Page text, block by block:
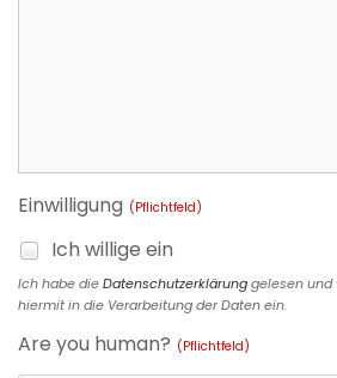
Einwilligung (Pflichtfeld)
Ich willige ein
Ich habe dieDatenschutzerklärunggelesen und
hiermit in die Verarbeitung der Daten ein.
Are you human? (Pflichtfeld)